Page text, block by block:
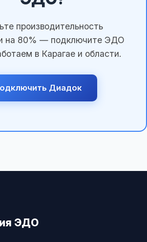
производительность
на 80% — подключите ЭДО
в Карагае и области.
Диадок
ЭДО